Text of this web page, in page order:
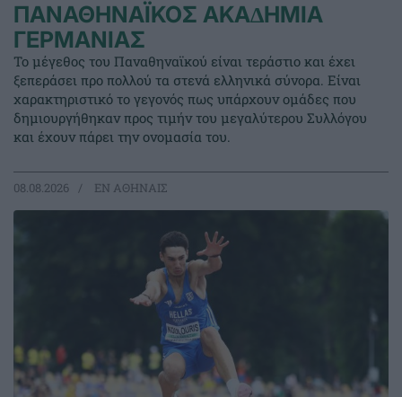
ΠΑΝΑΘΗΝΑΪΚΟΣ ΑΚΑ∆ΗΜΙΑ
ΓΕΡΜΑΝΙΑΣ
Το μέγεθος του Παναθηναϊκού είναι τεράστιο και έχει
ξεπεράσει προ πολλού τα στενά ελληνικά σύνορα. Είναι
χαρακτηριστικό το γεγονός πως υπάρχουν ομάδες που
δημιουργήθηκαν προς τιμήν του μεγαλύτερου Συλλόγου
και έχουν πάρει την ονομασία του.
08.08.2026 EΝ ΑΘΗΝΑΙΣ